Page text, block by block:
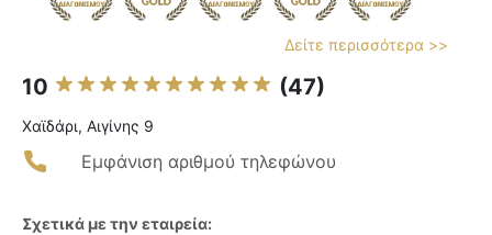
Δείτε περισσότερα >>
10 (47)
Χαϊδάρι, Αιγίνης 9
Εμφάνιση αριθμού τηλεφώνου
Σχετικά με την εταιρεία: